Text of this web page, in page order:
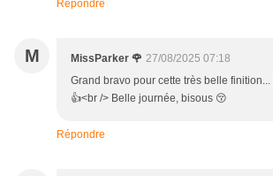
Répondre
M MissParker 🌹 27/08/2025 07:18
Grand bravo pour cette très belle
👍<br /> Belle journée, bisous 😚
Répondre